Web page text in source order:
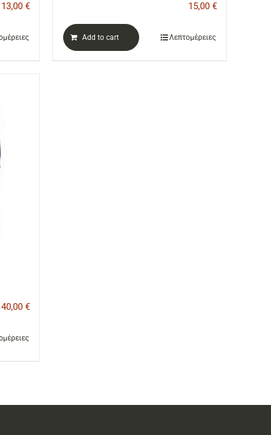
13,00 € 15,00 €
Add to cart Λεπτομέρειες
40,00 €